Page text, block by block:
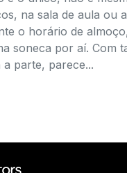
na sala de aula ou
o horário de
soneca por aí. Com
parte, parece...